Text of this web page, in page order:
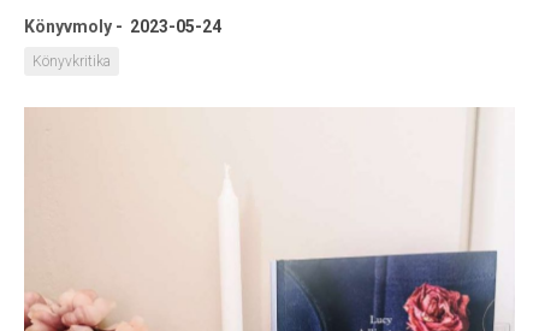
Könyveim
Rólam
Könyvmoly - 2023-05-24
Könyvkritika